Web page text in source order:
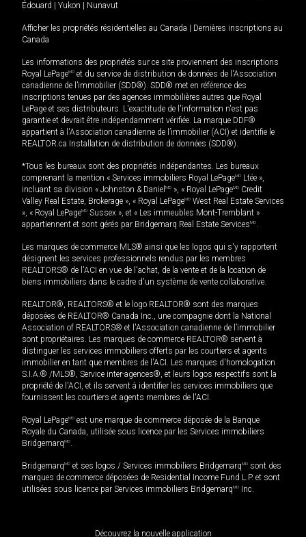
Édouard
Yukon Nunavut
Afficher les propriétés résidentielles au Canada
Dernières inscriptions au
Canada
Les informations des propriétés sur ce site proviennent des inscriptions
Royal LePageMD et du service de distribution de données de l'Association
canadienne de l’immobilier (SDD®). SDD® met en référence des
inscriptions tenues par des agences immobilières autres que Royal
LePage et ses distributeurs. L'exactitude de l'information n'est pas
garantie et devrait être indépendamment vérifiée. La marque DDF®
appartient à l'Association canadienne de l’immobilier (ACI) et identifie le
REALTOR.ca Installation de distribution de données (SDD®).
*Tous les bureaux sont des propriétés indépendantes. Les bureaux
comprenant la mention « Services immobiliers Royal LePageMD Ltée »,
incluant sa division « Johnston & Daniel MD », « Royal LePageMD Credit
Valley Real Estate, Brokerage », « Royal LePageMD West Real Estate Services
», « Royal LePageMD Sussex », et « Les immeubles Mont-Tremblant »
appartiennent et sont gérés par Bridgemarq Real Estate ServicesMD.
Les marques de commerce MLS® ainsi que les logos qui s'y rapportent
désignent les services professionnels rendus par les membres
REALTORS® de l'ACI en vue de l'achat, de la vente et de la location de
biens immobiliers dans le cadre d'un système de vente collaborative.
REALTOR®, REALTORS® et le logo REALTOR® sont des marques
déposées de REALTOR® Canada Inc., une compagnie dont la National
Association of REALTORS® et l'Association canadienne de l’immobilier
sont propriétaires. Les marques de commerce REALTOR® servent à
distinguer les services immobiliers offerts par les courtiers et agents
immobilier en tant que membres de l'ACI. Les marques d'homologation
S.I.A.® /MLS®, Service inter-agences®, et leurs logos respectifs sont la
propriété de l'ACI, et ils servent à identifier les services immobiliers que
fournissent les courtiers et agents membres de l'ACI.
Royal LePageMD est une marque de commerce déposée de la Banque
Royale du Canada, utilisée sous licence par les Services immobiliers
BridgemarqMD.
BridgemarqMD et ses logos / Services immobiliers BridgemarqMD sont des
marques de commerce déposées de Residential Income Fund L.P. et sont
utilisées sous licence par Services immobiliers BridgemarqMD Inc.
Découvrez la nouvelle application